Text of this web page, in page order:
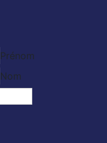
Prénom
Nom